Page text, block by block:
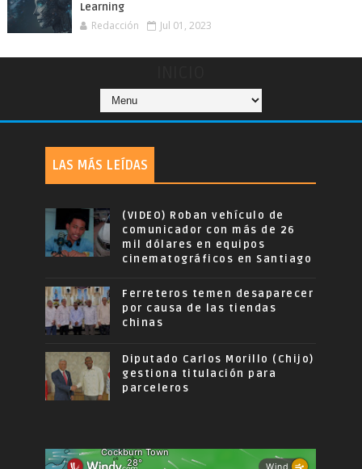
Learning
Redacción Jul 01, 2023
LAS MÁS LEÍDAS
(VIDEO) Roban vehículo de
comunicador con más de 26
mil dólares en equipos
cinematográficos en Santiago
Ferreteros temen desaparecer
por causa de las tiendas
chinas
Diputado Carlos Morillo (Chijo)
gestiona titulación para
parceleros